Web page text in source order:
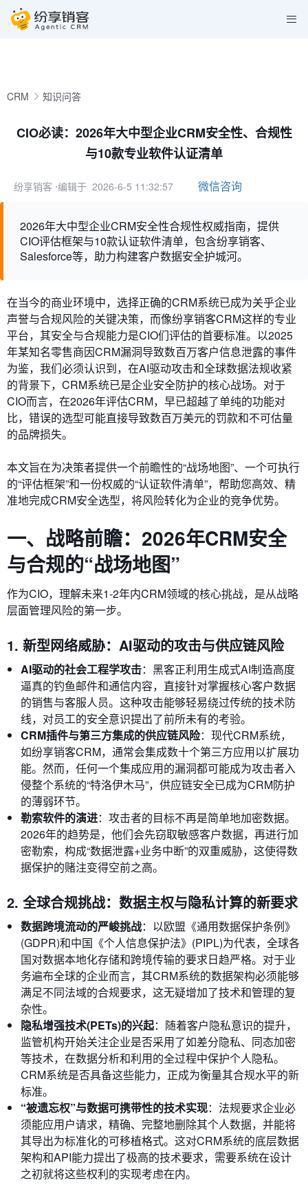
CRM 知识问答
CIO必读：2026年大中型企业CRM安全性、合规性
与10款专业软件认证清单
纷享销客 ⋅编辑于 2026-6-5 11:32:57 微信咨询
2026年大中型企业CRM安全性合规性权威指南，提供
CIO评估框架与10款认证软件清单，包含纷享销客、
Salesforce等，助力构建客户数据安全护城河。
在当今的商业环境中，选择正确的CRM系统已成为关乎企业
声誉与合规风险的关键决策，而像纷享销客CRM这样的专业
平台，其安全与合规能力是CIO们评估的首要标准。以2025
年某知名零售商因CRM漏洞导致数百万客户信息泄露的事件
为鉴，我们必须认识到，在AI驱动攻击和全球数据法规收紧
的背景下，CRM系统已是企业安全防护的核心战场。对于
CIO而言，在2026年评估CRM，早已超越了单纯的功能对
比，错误的选型可能直接导致数百万美元的罚款和不可估量
的品牌损失。
本文旨在为决策者提供一个前瞻性的“战场地图”、一个可执行
的“评估框架”和一份权威的“认证软件清单”，帮助您高效、精
准地完成CRM安全选型，将风险转化为企业的竞争优势。
一、战略前瞻：2026年CRM安全
与合规的“战场地图”
作为CIO，理解未来1-2年内CRM领域的核心挑战，是从战略
层面管理风险的第一步。
1. 新型网络威胁：AI驱动的攻击与供应链风险
AI驱动的社会工程学攻击：黑客正利用生成式AI制造高度
逼真的钓鱼邮件和通信内容，直接针对掌握核心客户数据
的销售与客服人员。这种攻击能够轻易绕过传统的技术防
线，对员工的安全意识提出了前所未有的考验。
CRM插件与第三方集成的供应链风险：现代CRM系统，
如纷享销客CRM，通常会集成数十个第三方应用以扩展功
能。然而，任何一个集成应用的漏洞都可能成为攻击者入
侵整个系统的“特洛伊木马”，供应链安全已成为CRM防护
的薄弱环节。
勒索软件的演进：攻击者的目标不再是简单地加密数据。
2026年的趋势是，他们会先窃取敏感客户数据，再进行加
密勒索，构成“数据泄露+业务中断”的双重威胁，这使得数
据保护的赌注变得空前之高。
2. 全球合规挑战：数据主权与隐私计算的新要求
数据跨境流动的严峻挑战：以欧盟《通用数据保护条例》
(GDPR)和中国《个人信息保护法》(PIPL)为代表，全球各
国对数据本地化存储和跨境传输的要求日趋严格。对于业
务遍布全球的企业而言，其CRM系统的数据架构必须能够
满足不同法域的合规要求，这无疑增加了技术和管理的复
杂性。
隐私增强技术(PETs)的兴起：随着客户隐私意识的提升，
监管机构开始关注企业是否采用了如差分隐私、同态加密
等技术，在数据分析和利用的全过程中保护个人隐私。
CRM系统是否具备这些能力，正成为衡量其合规水平的新
标准。
“被遗忘权”与数据可携带性的技术实现：法规要求企业必
须能应用户请求，精确、完整地删除其个人数据，并能将
其导出为标准化的可移植格式。这对CRM系统的底层数据
架构和API能力提出了极高的技术要求，需要系统在设计
之初就将这些权利的实现考虑在内。